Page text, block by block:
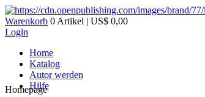
Warenkorb 0 Artikel | US$ 0,00
Login
Home
Katalog
Autor werden
Hilfe
Homepage